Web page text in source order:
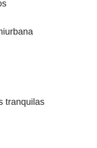
tranquilas